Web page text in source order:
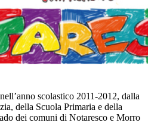
scolastico 2011-2012, dalla
della Scuola Primaria e della
dei comuni di Notaresco e Morro